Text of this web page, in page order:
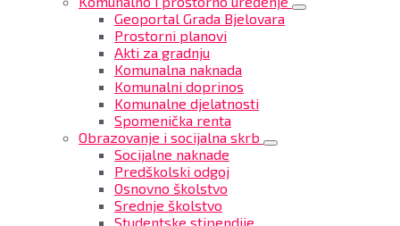
Geoportal Grada Bjelovara
Prostorni planovi
Akti za gradnju
Komunalna naknada
Komunalni doprinos
Komunalne djelatnosti
Spomenička renta
Obrazovanje i socijalna skrb
Socijalne naknade
Predškolski odgoj
Osnovno školstvo
Srednje školstvo
Studentske stipendije